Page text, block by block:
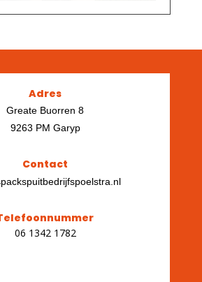
Adres
Greate Buorren 8
9263 PM Garyp
Contact
06 1342 1782